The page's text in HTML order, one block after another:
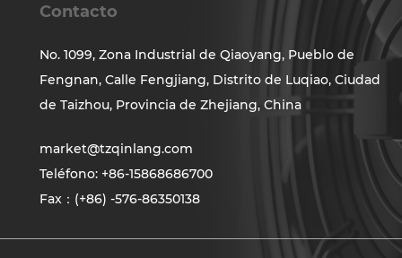
Contacto
No. 1099, Zona Industrial de Qiaoyang, Pueblo de
Fengnan, Calle Fengjiang, Distrito de Luqiao, Ciudad
de Taizhou, Provincia de Zhejiang, China
market@tzqinlang.com
Teléfono: +86-15868686700
Fax：(+86) -576-86350138